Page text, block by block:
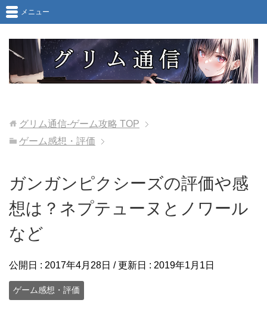
メニュー
グリム通信-ゲーム攻略 TOP
ゲーム感想・評価
ガンガンピクシーズの評価や感
想は？ネプテューヌとノワール
など
公開日 : 2017年4月28日 / 更新日 : 2019年1月1日
ゲーム感想・評価